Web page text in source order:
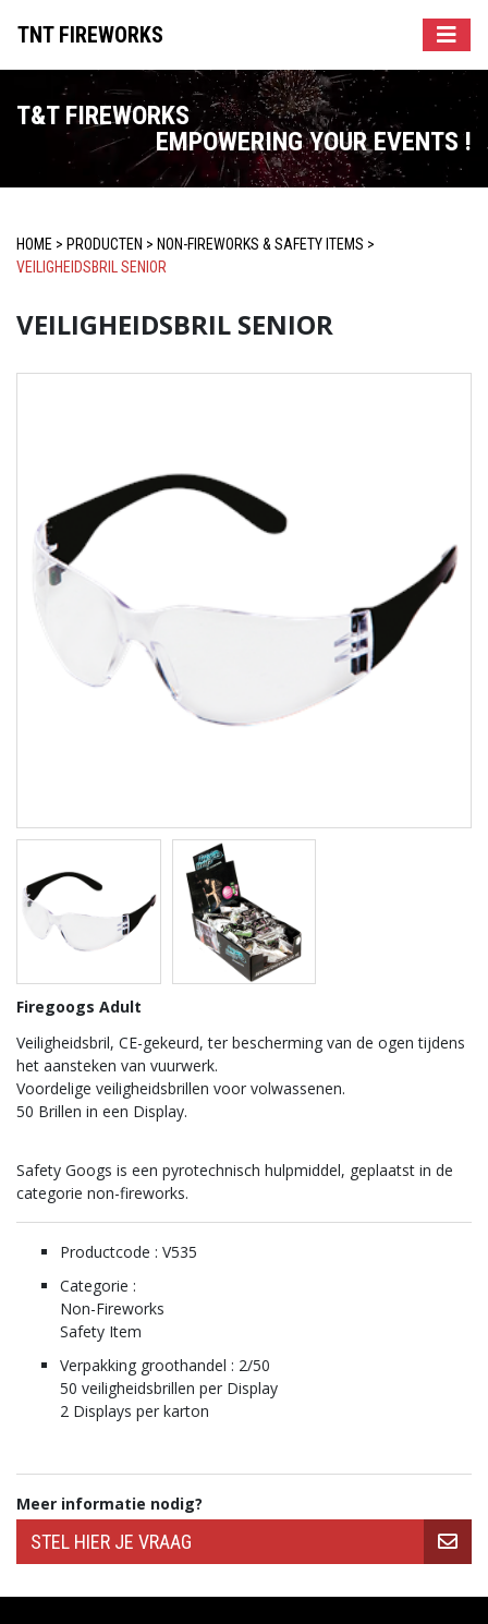
TNT FIREWORKS
T&T FIREWORKS
EMPOWERING YOUR EVENTS !
HOME > PRODUCTEN > NON-FIREWORKS & SAFETY ITEMS >
VEILIGHEIDSBRIL SENIOR
VEILIGHEIDSBRIL SENIOR
Firegoogs Adult
Veiligheidsbril, CE-gekeurd, ter bescherming van de ogen tijdens
het aansteken van vuurwerk.
Voordelige veiligheidsbrillen voor volwassenen.
50 Brillen in een Display.
Safety Googs is een pyrotechnisch hulpmiddel, geplaatst in de
categorie non-fireworks.
Productcode : V535
Categorie :
Non-Fireworks
Safety Item
Verpakking groothandel : 2/50
50 veiligheidsbrillen per Display
2 Displays per karton
Meer informatie nodig?
STEL HIER JE VRAAG